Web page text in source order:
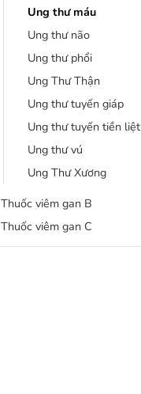
Ung thư máu
Ung thư não
Ung thư phổi
Ung Thư Thận
Ung thư tuyến giáp
Ung thư tuyến tiền liệt
Ung thư vú
Ung Thư Xương
Thuốc viêm gan B
Thuốc viêm gan C